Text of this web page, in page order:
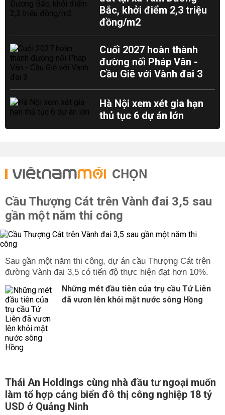
Bắc, khởi điểm 2,3 triệu
đồng/m2
Cuối 2027 hoàn thành
đường nối Pháp Vân -
Cầu Giẽ với Vành đai 3
Hà Nội xem xét gia hạn
thủ tục 6 dự án lớn
CHỌN
Cầu Thượng Cát trên Vành đai 3,5 sau
gần một năm thi công
Sau gần một năm thi công, dự án cầu Thượng Cát trên
đường Vành đai 3,5 có tiến độ thực hiện đạt hơn 10%.
Những mét đầu tiên của trụ cầu Tứ Liên
đã vươn lên khỏi mặt nước sông Hồng
Thái An Holdings cùng nhà đầu tư ngoại muốn
làm tổ hợp cảng biển đô thị công nghiệp 18 tỷ
USD ở Quảng Ninh